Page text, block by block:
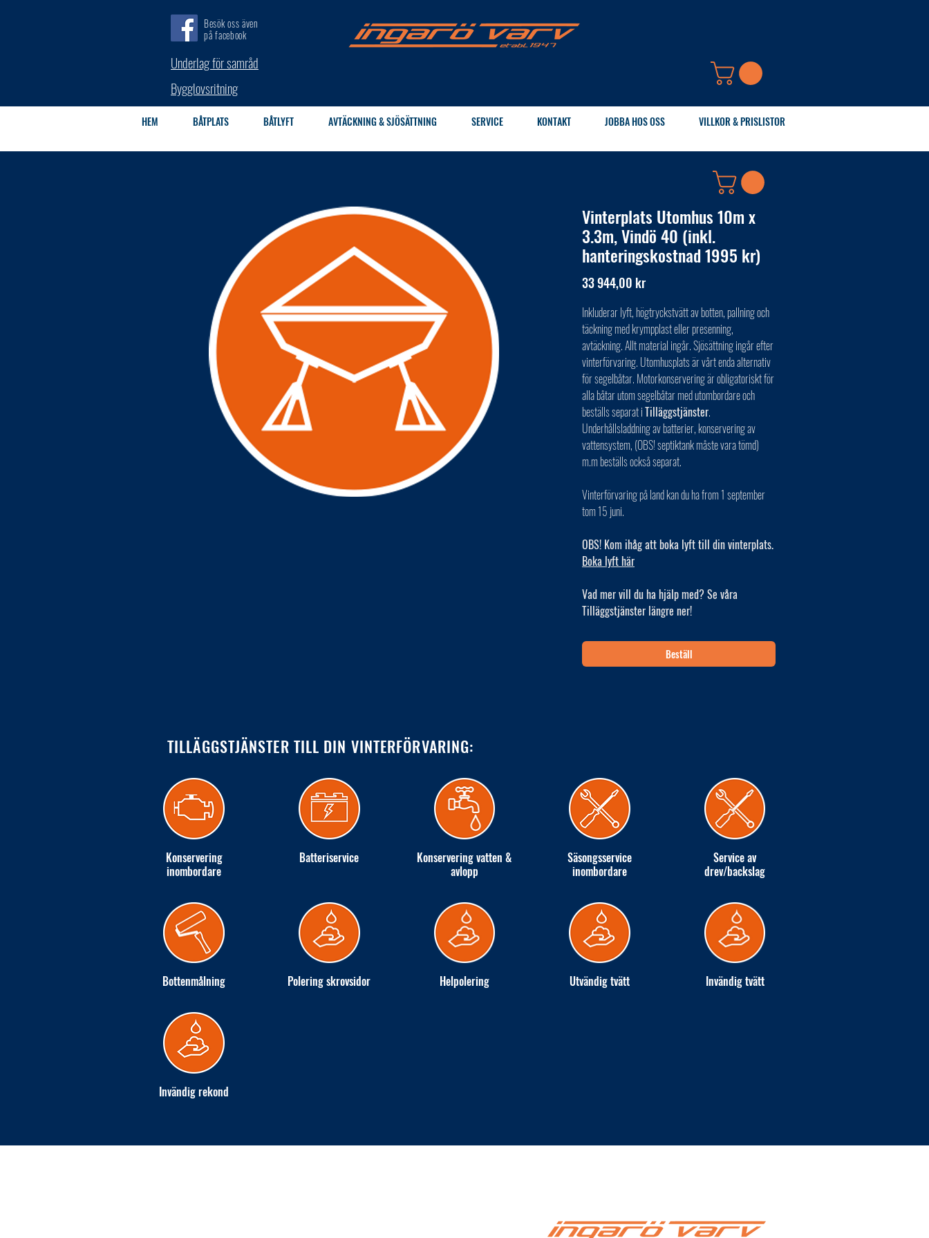
Besök oss även
på facebook
Underlag för samråd
Bygglovsritning
HEM BÅTPLATS BÅTLYFT AVTÄCKNING & SJÖSÄTTNING SERVICE KONTAKT JOBBA HOS OSS VILLKOR & PRISLISTOR
TILLÄGGSTJÄNSTER TILL DIN VINTERFÖRVARING:
Konservering
inombordare
Batteriservice
Konservering vatten &
avlopp
Säsongsservice
inombordare
Service av
drev/backslag
Bottenmålning Polering skrovsidor Helpolering Utvändig tvätt Invändig tvätt
Invändig rekond
Vinterplats Utomhus 10m x
3.3m, Vindö 40 (inkl.
hanteringskostnad 1995 kr)
33 944,00 krPris
Inkluderar lyft, högtryckstvätt av botten, pallning och
täckning med krympplast eller presenning,
avtäckning. Allt material ingår. Sjösättning ingår efter
vinterförvaring. Utomhusplats är vårt enda alternativ
för segelbåtar. Motorkonservering är obligatoriskt för
alla båtar utom segelbåtar med utombordare och
beställs separat iTilläggstjänster.
Underhållsladdning av batterier, konservering av
vattensystem, (OBS! septiktank måste vara tömd)
m.m beställs också separat.
Vinterförvaring på land kan du ha from 1 september
tom 15 juni.
OBS! Kom ihåg att boka lyft till din vinterplats.
Boka lyft här
Vad mer vill du ha hjälp med? Se våra
Tilläggstjänster längre ner!
Beställ